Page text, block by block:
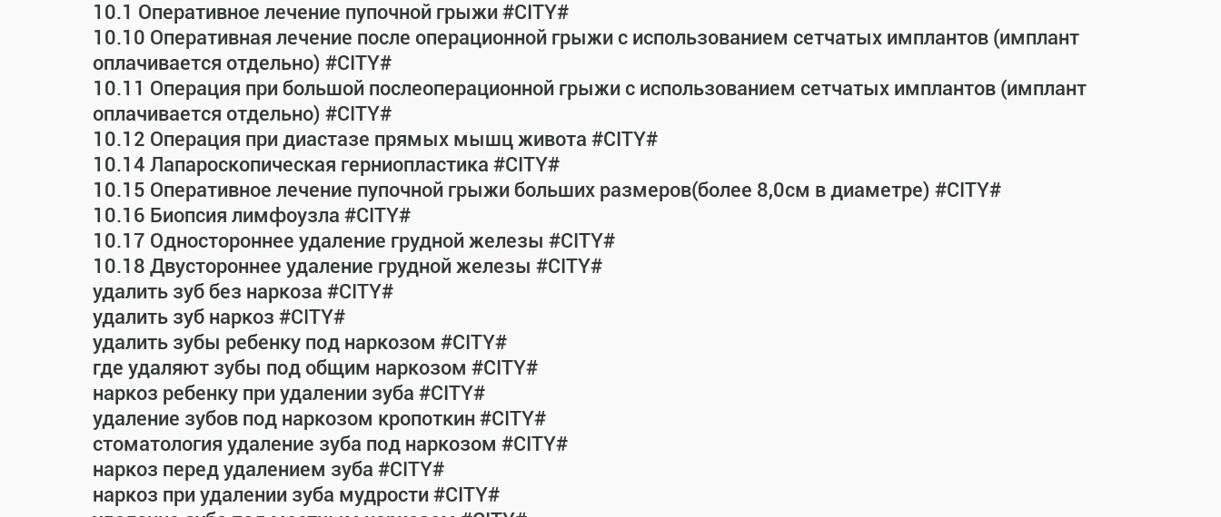
10.1 Оперативное лечение пупочной грыжи #CITY#
10.10 Оперативная лечение после операционной грыжи с использованием сетчатых имплантов (имплант
оплачивается отдельно) #CITY#
10.11 Операция при большой послеоперационной грыжи с использованием сетчатых имплантов (имплант
оплачивается отдельно) #CITY#
10.12 Операция при диастазе прямых мышц живота #CITY#
10.14 Лапароскопическая герниопластика #CITY#
10.15 Оперативное лечение пупочной грыжи больших размеров(более 8,0см в диаметре) #CITY#
10.16 Биопсия лимфоузла #CITY#
10.17 Одностороннее удаление грудной железы #CITY#
10.18 Двустороннее удаление грудной железы #CITY#
удалить зуб без наркоза #CITY#
удалить зуб наркоз #CITY#
удалить зубы ребенку под наркозом #CITY#
где удаляют зубы под общим наркозом #CITY#
наркоз ребенку при удалении зуба #CITY#
удаление зубов под наркозом кропоткин #CITY#
стоматология удаление зуба под наркозом #CITY#
наркоз перед удалением зуба #CITY#
наркоз при удалении зуба мудрости #CITY#